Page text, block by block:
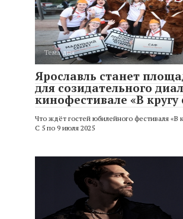
Тема дня
Ярославль станет
для созидательного
кинофестивале «В кругу
Что ждёт гостей юбилейного фестиваля «В
С 5 по 9 июля 2025